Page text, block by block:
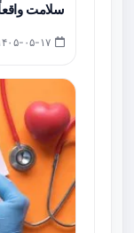
سلامت